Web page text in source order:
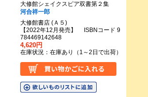
大修館シェイクスピア双書第２集
河合祥一郎
大修館書店 (Ａ５)
【2022年12月発売】 ISBNコード 9
784469142648
4,620円
在庫状況：在庫あり（1～2日で出荷）